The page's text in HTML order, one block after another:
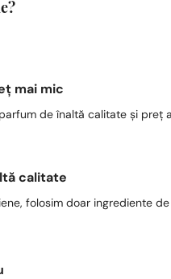
mai mic
de înaltă calitate și preț
calitate
folosim doar ingrediente